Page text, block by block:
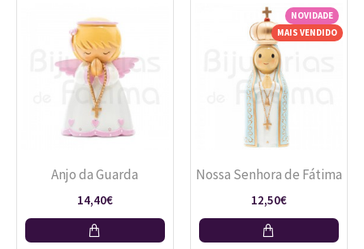
Anjo da Guarda
14,40€
NOVIDADE
MAIS VENDIDO
Nossa Senhora de Fátima
12,50€